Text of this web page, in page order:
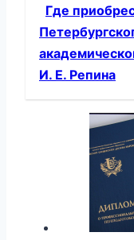
Где
И. Е. Репина